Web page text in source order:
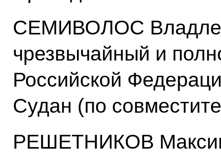
СЕМИВОЛОС
чрезвычайный и
Российской
Судан (по
РЕШЕТНИКОВ